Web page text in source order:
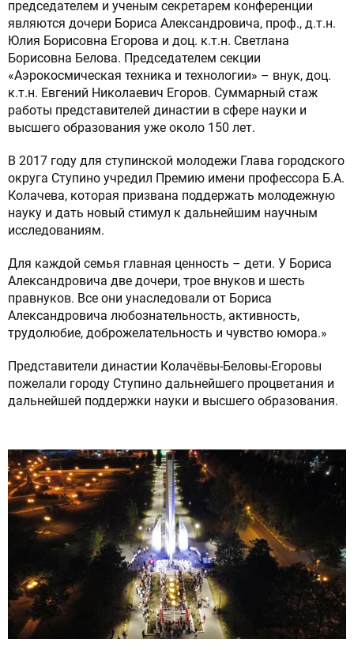
председателем и ученым секретарем конференции
являются дочери Бориса Александровича, проф., д.т.н.
Юлия Борисовна Егорова и доц. к.т.н. Светлана
Борисовна Белова. Председателем секции
«Аэрокосмическая техника и технологии» – внук, доц.
к.т.н. Евгений Николаевич Егоров. Суммарный стаж
работы представителей династии в сфере науки и
высшего образования уже около 150 лет.
В 2017 году для ступинской молодежи Глава городского
округа Ступино учредил Премию имени профессора Б.А.
Колачева, которая призвана поддержать молодежную
науку и дать новый стимул к дальнейшим научным
исследованиям.
Для каждой семья главная ценность – дети. У Бориса
Александровича две дочери, трое внуков и шесть
правнуков. Все они унаследовали от Бориса
Александровича любознательность, активность,
трудолюбие, доброжелательность и чувство юмора.»
Представители династии Колачёвы-Беловы-Егоровы
пожелали городу Ступино дальнейшего процветания и
дальнейшей поддержки науки и высшего образования.